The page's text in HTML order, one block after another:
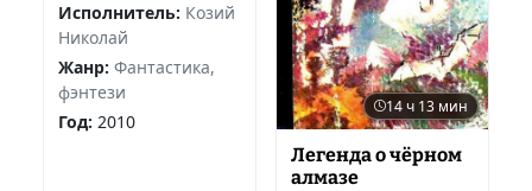
Исполнитель: Козий
Николай
Жанр: Фантастика,
фэнтези
Год: 2010
14 ч 13 мин
Легенда о чёрном
алмазе